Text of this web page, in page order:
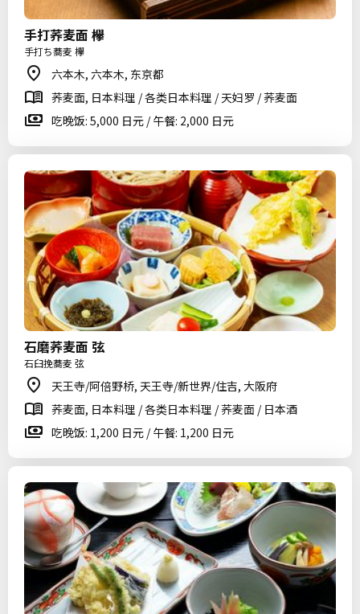
手打荞麦面 欅
手打ち蕎麦 欅
六本木, 六本木, 东京都
荞麦面, 日本料理 / 各类日本料理 / 天妇罗 / 荞麦面
吃晚饭: 5,000 日元 / 午餐: 2,000 日元
石磨荞麦面 弦
石臼挽蕎麦 弦
天王寺/阿倍野桥, 天王寺/新世界/住吉, 大阪府
荞麦面, 日本料理 / 各类日本料理 / 荞麦面 / 日本酒
吃晚饭: 1,200 日元 / 午餐: 1,200 日元